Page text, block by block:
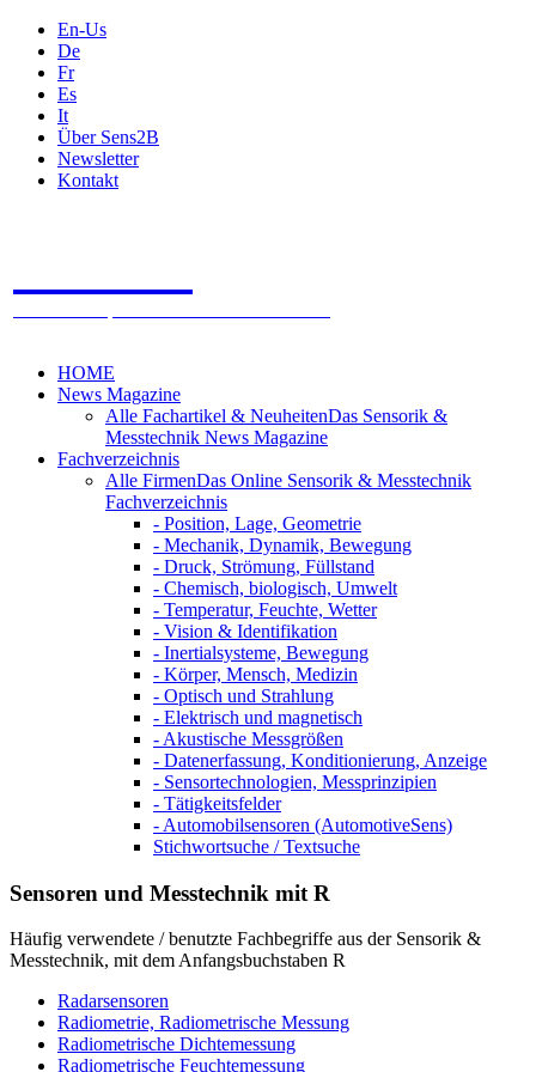
En-Us
De
Fr
Es
It
Über Sens2B
Newsletter
Kontakt
HOME
News Magazine
Alle Fachartikel & NeuheitenDas Sensorik &
Messtechnik News Magazine
Fachverzeichnis
Alle FirmenDas Online Sensorik & Messtechnik
Fachverzeichnis
- Position, Lage, Geometrie
- Mechanik, Dynamik, Bewegung
- Druck, Strömung, Füllstand
- Chemisch, biologisch, Umwelt
- Temperatur, Feuchte, Wetter
- Vision & Identifikation
- Inertialsysteme, Bewegung
- Körper, Mensch, Medizin
- Optisch und Strahlung
- Elektrisch und magnetisch
- Akustische Messgrößen
- Datenerfassung, Konditionierung, Anzeige
- Sensortechnologien, Messprinzipien
- Tätigkeitsfelder
- Automobilsensoren (AutomotiveSens)
Stichwortsuche / Textsuche
Sensoren und Messtechnik mit R
Häufig verwendete / benutzte Fachbegriffe aus der Sensorik &
Messtechnik, mit dem Anfangsbuchstaben R
Radarsensoren
Radiometrie, Radiometrische Messung
Radiometrische Dichtemessung
Radiometrische Feuchtemessung